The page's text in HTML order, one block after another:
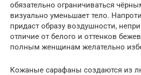
обязательно ограничиваться
визуально уменьшает тело.
придаст образу воздушности,
отличие от белого и оттенков
полным женщинам желательно
Кожаные сарафаны создаются из